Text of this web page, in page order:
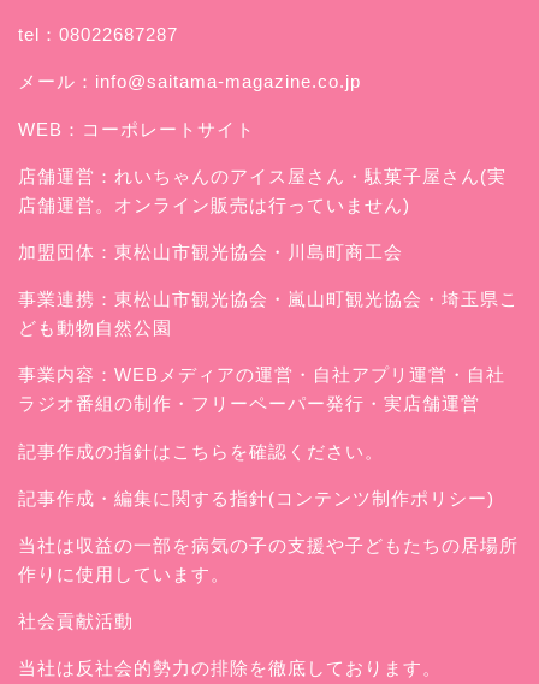
tel：08022687287
メール： info@saitama-magazine.co.jp
WEB： コーポレートサイト
店舗運営： れいちゃんのアイス屋さん ・駄菓子屋さん(実
店舗運営。オンライン販売は行っていません)
加盟団体：東松山市観光協会・川島町商工会
事業連携：東松山市観光協会・嵐山町観光協会・埼玉県こ
ども動物自然公園
事業内容：WEBメディアの運営・自社アプリ運営・自社
ラジオ番組の制作・フリーペーパー発行・実店舗運営
記事作成の指針はこちらを確認ください。
記事作成・編集に関する指針(コンテンツ制作ポリシー)
当社は収益の一部を病気の子の支援や子どもたちの居場所
作りに使用しています。
社会貢献活動
当社は反社会的勢力の排除を徹底しております。